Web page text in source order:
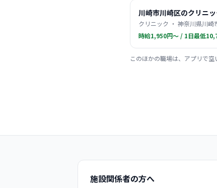
川崎市川崎区のクリニ
クリニック ・ 神奈川県川崎
時給1,950円〜 / 1日最低
このほかの職場は、アプリで空
施設関係者の方へ